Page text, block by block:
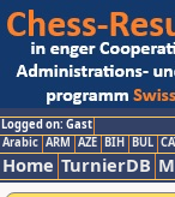
Logged on: Gast
Arabic ARM AZE BIH BUL
Home TurnierDB